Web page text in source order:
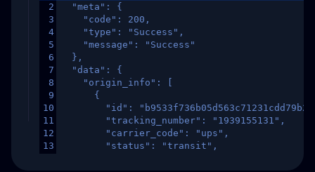
2
3
4
5
6
7
8
9
10
11
12
13
  "meta": {
    "code": 200,
    "type": "Success",
    "message": "Success"
  },
  "data": {
    "origin_info": [
      {
"id":
        "tracking_number": "1939155131",
        "carrier_code": "ups",
        "status": "transit",